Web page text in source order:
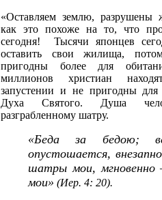
«Оставляем землю,
как это похоже на то, что
сегодня! Тысячи японцев
оставить свои жилища,
пригодны более для
миллионов христиан
запустении и не пригодны
Духа Святого. Душа
разграбленному шатру.
«Беда за бедою;
опустошается,
шатры мои, мгновенно
мои» (Иер. 4: 20).